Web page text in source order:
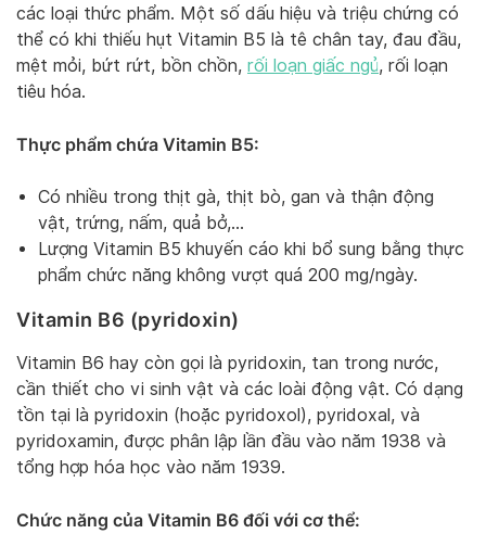
các loại thức phẩm. Một số dấu hiệu và triệu chứng có
thể có khi thiếu hụt Vitamin B5 là tê chân tay, đau đầu,
mệt mỏi, bứt rứt, bồn chồn, rối loạn giấc ngủ, rối loạn
tiêu hóa.
Thực phẩm chứa Vitamin B5:
Có nhiều trong thịt gà, thịt bò, gan và thận động
vật, trứng, nấm, quả bở,…
Lượng Vitamin B5 khuyến cáo khi bổ sung bằng thực
phẩm chức năng không vượt quá 200 mg/ngày.
Vitamin B6 (pyridoxin)
Vitamin B6 hay còn gọi là pyridoxin, tan trong nước,
cần thiết cho vi sinh vật và các loài động vật. Có dạng
tồn tại là pyridoxin (hoặc pyridoxol), pyridoxal, và
pyridoxamin, được phân lập lần đầu vào năm 1938 và
tổng hợp hóa học vào năm 1939.
Chức năng của Vitamin B6 đối với cơ thể: